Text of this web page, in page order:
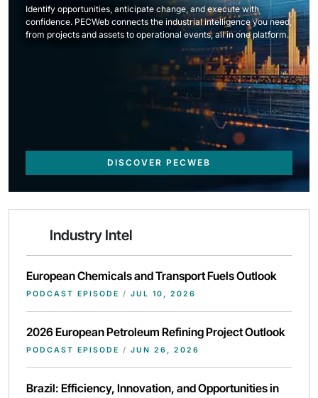
Identify opportunities, anticipate change, and execute with
confidence. PECWeb connects the industrial intelligence you need,
from projects and assets to operational events, all in one platform.
DISCOVER PECWEB
Industry Intel
European Chemicals and Transport Fuels Outlook
PODCAST EPISODE / JUL 10, 2026
2026 European Petroleum Refining Project Outlook
PODCAST EPISODE / JUN 26, 2026
Brazil: Efficiency, Innovation, and Opportunities in